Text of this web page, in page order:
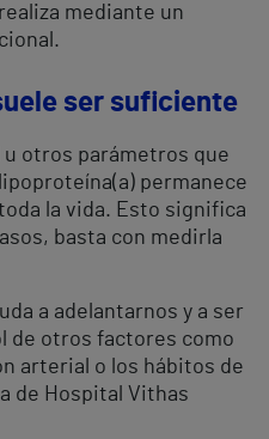
mediante un
ser suficiente
otros parámetros que
permanece
la vida. Esto significa
basta con medirla
a adelantarnos y a ser
de otros factores como
arterial o los hábitos de
de Hospital Vithas